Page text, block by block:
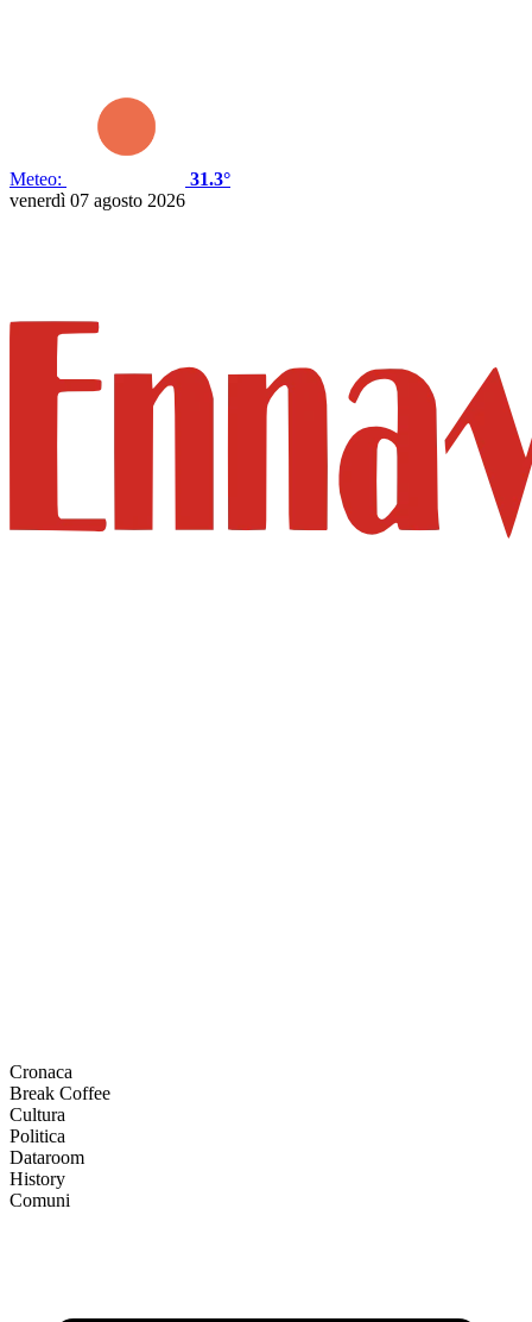
Meteo:
31.3°
venerdì 07 agosto 2026
Cronaca
Break Coffee
Cultura
Politica
Dataroom
History
Comuni